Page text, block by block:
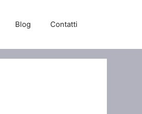
Blog Contatti